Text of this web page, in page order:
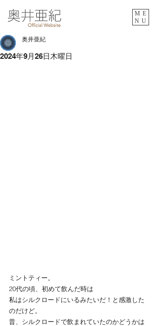
ME
NU
2024年9月26日木曜日
奥井亜紀
ミントティー。
20代の頃、初めて飲んだ時は
私はシルクロードにいるみたいだ！と感激した
のだけど。
昔、シルクロードで飲まれていたのかどうかは